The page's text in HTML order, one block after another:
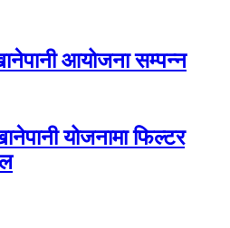
आयोजना सम्पन्न
योजनामा फिल्टर